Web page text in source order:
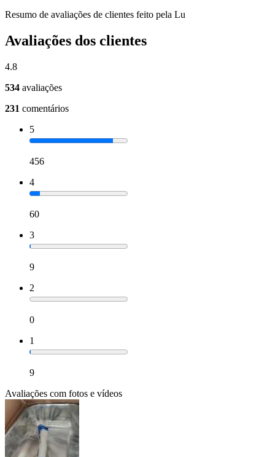
Resumo de avaliações de clientes feito pela Lu
Avaliações dos clientes
4.8
534 avaliações
231 comentários
5
456
4
60
3
9
2
0
1
9
Avaliações com fotos e vídeos